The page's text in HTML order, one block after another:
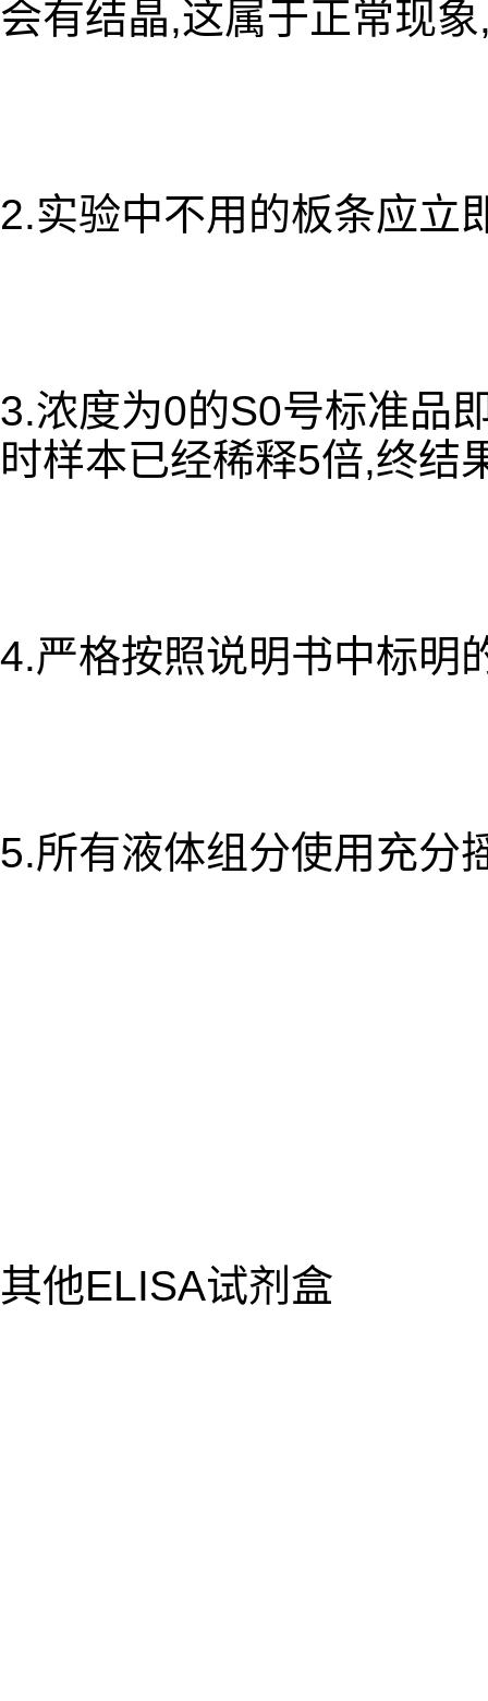
会有结晶,这属于正常现
2.实验中不用的板条应立
3.浓度为0的S0号标准品
时样本已经稀释5倍,终结
4.严格按照说明书中标明
5.所有液体组分使用充分
其他ELISA试剂盒